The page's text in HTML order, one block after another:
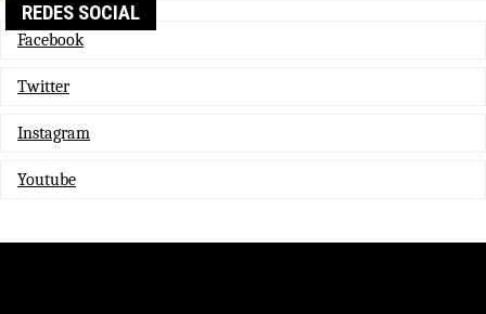
REDES SOCIAL
Facebook
Twitter
Instagram
Youtube